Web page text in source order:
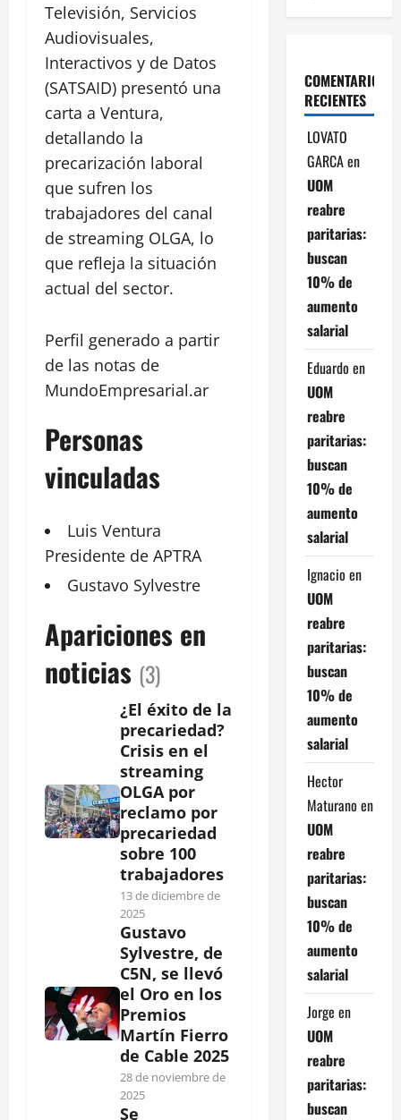
Televisión, Servicios
Audiovisuales,
Interactivos y de Datos
(SATSAID) presentó una
carta a Ventura,
detallando la
precarización laboral
que sufren los
trabajadores del canal
de streaming OLGA, lo
que refleja la situación
actual del sector.
Perfil generado a partir
de las notas de
MundoEmpresarial.ar
Personas
vinculadas
Luis Ventura
Presidente de APTRA
Gustavo Sylvestre
Apariciones en
noticias (3)
¿El éxito de la
precariedad?
Crisis en el
streaming
OLGA por
reclamo por
precariedad
sobre 100
trabajadores
13 de diciembre de
2025
Gustavo
Sylvestre, de
C5N, se llevó
el Oro en los
Premios
Martín Fierro
de Cable 2025
28 de noviembre de
2025
Se
COMENTARIOS
RECIENTES
LOVATO
GARCAen
UOM
reabre
paritarias:
buscan
10% de
aumento
salarial
Eduardo en
UOM
reabre
paritarias:
buscan
10% de
aumento
salarial
Ignacio en
UOM
reabre
paritarias:
buscan
10% de
aumento
salarial
Hector
Maturano en
UOM
reabre
paritarias:
buscan
10% de
aumento
salarial
Jorge en
UOM
reabre
paritarias:
buscan